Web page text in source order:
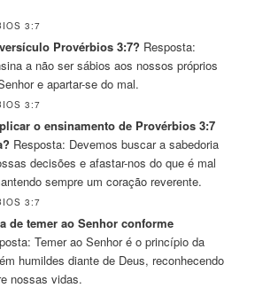
3:7
Provérbios 3:7? Resposta:
a não ser sábios aos nossos próprios
e apartar-se do mal.
3:7
o ensinamento de Provérbios 3:7
Resposta: Devemos buscar a sabedoria
decisões e afastar-nos do que é mal
sempre um coração reverente.
3:7
de temer ao Senhor conforme
Temer ao Senhor é o princípio da
humildes diante de Deus, reconhecendo
nossas vidas.